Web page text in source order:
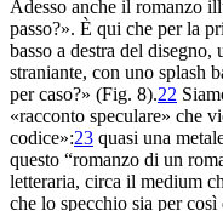
Adesso anche il romanzo
passo?». È qui che perla
basso a destra del disegno,
straniante, con uno splash
percaso?» (Fig. 8).22
«racconto speculare» che
codice»:23 quasi una
questo “romanzo di un
letteraria, circa il medium
che lo specchio sia per